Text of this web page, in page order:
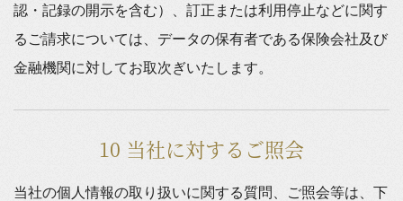
認・記録の開示を含む）、訂正または利用停止などに関す
るご請求については、データの保有者である保険会社及び
金融機関に対してお取次ぎいたします。
10 当社に対するご照会
当社の個人情報の取り扱いに関する質問、ご照会等は、下